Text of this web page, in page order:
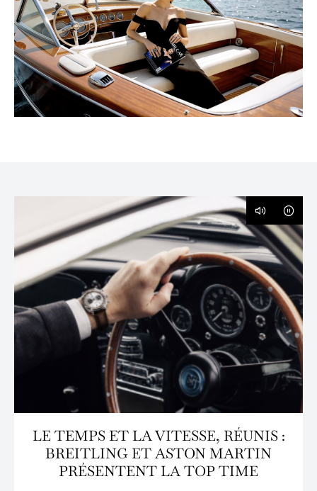
LE TEMPS ET LA VITESSE, RÉUNIS :
BREITLING ET ASTON MARTIN
PRÉSENTENT LA TOP TIME